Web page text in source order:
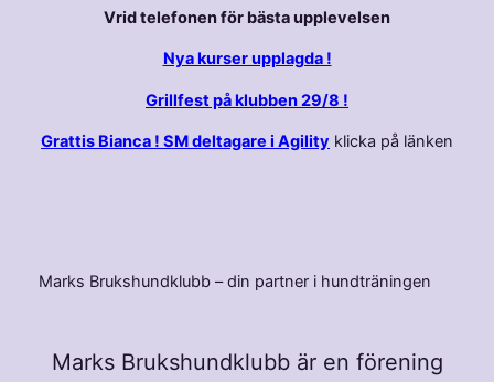
Vrid telefonen för bästa upplevelsen
Nya kurser upplagda !
Grillfest på klubben 29/8 !
Grattis Bianca ! SM deltagare i Agility klicka på länken
Marks Brukshundklubb – din partner i hundträningen
Marks Brukshundklubb är en förening